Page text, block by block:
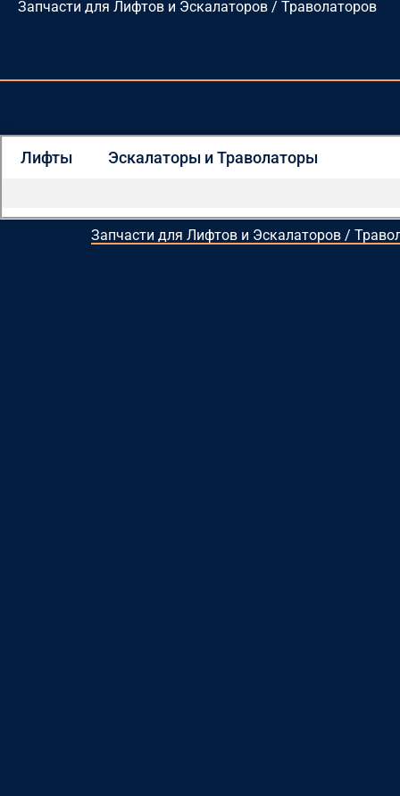
Перейти
Запчасти для Лифтов и Эскалаторов / Траволаторов
Лифты Эскалаторы и Траволаторы
Запчасти для Лифтов и Эскалаторов /